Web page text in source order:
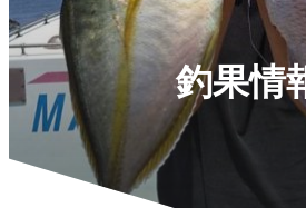
釣果情